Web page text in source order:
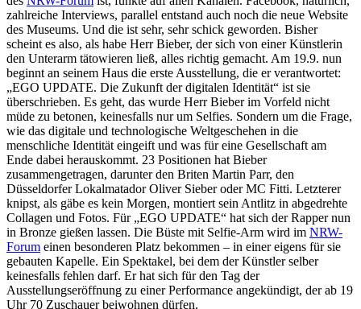
zahlreiche Interviews, parallel entstand auch noch die neue Website
des Museums. Und die ist sehr, sehr schick geworden. Bisher
scheint es also, als habe Herr Bieber, der sich von einer Künstlerin
den Unterarm tätowieren ließ, alles richtig gemacht. Am 19.9. nun
beginnt an seinem Haus die erste Ausstellung, die er verantwortet:
„EGO UPDATE. Die Zukunft der digitalen Identität“ ist sie
überschrieben. Es geht, das wurde Herr Bieber im Vorfeld nicht
müde zu betonen, keinesfalls nur um Selfies. Sondern um die Frage,
wie das digitale und technologische Weltgeschehen in die
menschliche Identität eingeift und was für eine Gesellschaft am
Ende dabei herauskommt. 23 Positionen hat Bieber
zusammengetragen, darunter den Briten Martin Parr, den
Düsseldorfer Lokalmatador Oliver Sieber oder MC Fitti. Letzterer
knipst, als gäbe es kein Morgen, montiert sein Antlitz in abgedrehte
Collagen und Fotos. Für „EGO UPDATE“ hat sich der Rapper nun
in Bronze gießen lassen. Die Büste mit Selfie-Arm wird im NRW-
Forum einen besonderen Platz bekommen – in einer eigens für sie
gebauten Kapelle. Ein Spektakel, bei dem der Künstler selber
keinesfalls fehlen darf. Er hat sich für den Tag der
Ausstellungseröffnung zu einer Performance angekündigt, der ab 19
Uhr 70 Zuschauer beiwohnen dürfen.